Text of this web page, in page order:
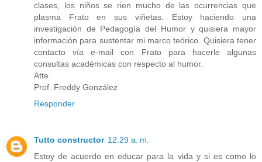
clases, los niños se rien mucho de las ocurrencias que
plasma Frato en sus viñetas. Estoy haciendo una
investigación de Pedagogía del Humor y quisiera mayor
información para sustentar mi marco teórico. Quisiera tener
contacto vía e-mail con Frato para hacerle algunas
consultas académicas con respecto al humor.
Atte.
Prof. Freddy González
Responder
Tutto constructor 12:29 a. m.
Estoy de acuerdo en educar para la vida y si es como lo